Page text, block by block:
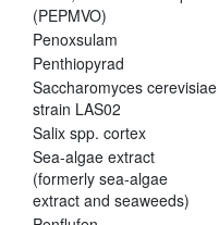
(PEPMVO)
Penoxsulam
Penthiopyrad
Saccharomyces cerevisiae
strain LAS02
Salix spp. cortex
Sea-algae extract
(formerly sea-algae
extract and seaweeds)